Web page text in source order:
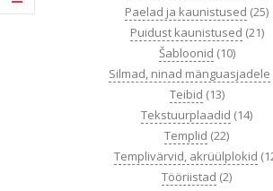
Paelad ja kaunistused (25)
Puidust kaunistused (21)
Šabloonid (10)
Silmad, ninad mänguasjadele
Teibid (13)
Tekstuurplaadid (14)
Templid (22)
Templivärvid, akrüülplokid
Tööriistad (2)